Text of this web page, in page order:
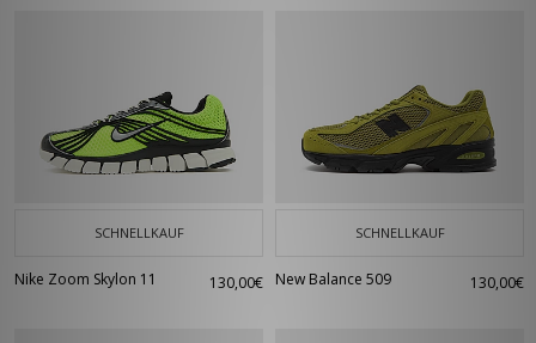
SCHNELLKAUF
Nike Zoom Skylon 11 130,00€
SCHNELLKAUF
New Balance 509 130,00€